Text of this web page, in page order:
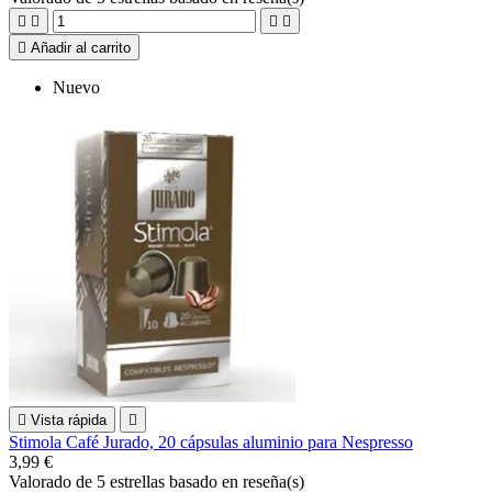
   
 Añadir al carrito
Nuevo
 Vista rápida 
Stimola Café Jurado, 20 cápsulas aluminio para Nespresso
3,99 €
Valorado de 5 estrellas basado en reseña(s)